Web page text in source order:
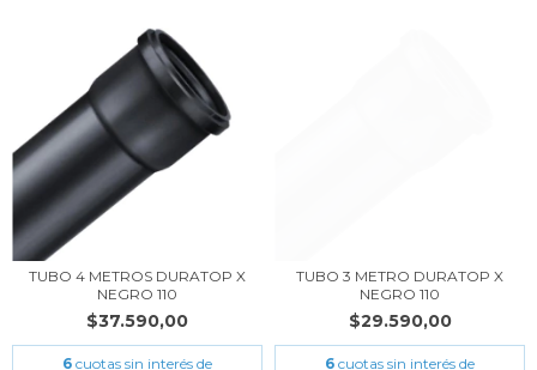
TUBO 4 METROS DURATOP X
NEGRO 110
$37.590,00
6 cuotas sin interés de
TUBO 3 METRO DURATOP X
NEGRO 110
$29.590,00
6 cuotas sin interés de